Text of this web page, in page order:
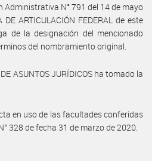
Administrativa N° 791 del 14 de mayo
ARTICULACIÓN FEDERAL de este
de la designación del mencionado
del nombramiento original.
ASUNTOS JURÍDICOS ha tomado la
en uso de las facultades conferidas
328 de fecha 31 de marzo de 2020.